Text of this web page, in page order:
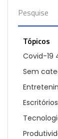
Tópicos
Covid-19
Sem